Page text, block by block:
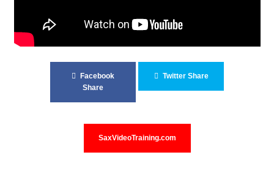
WORKSHOP
ÜBER UNS
Facebook
Share
Twitter Share
SaxVideoTraining.com